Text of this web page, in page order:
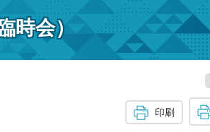
会）
印刷